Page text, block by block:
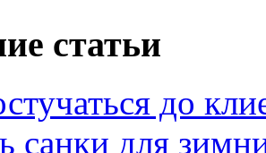
статьи
до
санки для